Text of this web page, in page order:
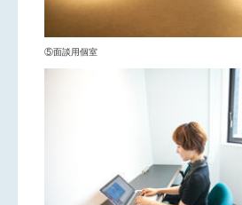
⑤面談用個室